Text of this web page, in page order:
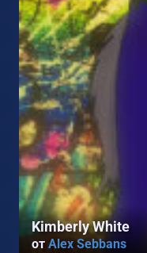
Kimberly White
от Alex Sebbans